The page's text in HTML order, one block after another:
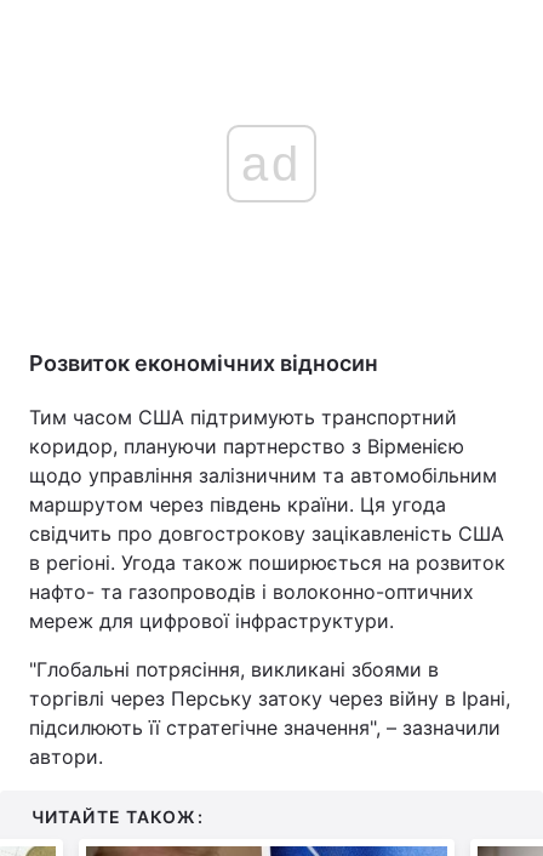
ad
Розвиток економічних відносин
Тим часом США підтримують транспортний
коридор, плануючи партнерство з Вірменією
щодо управління залізничним та автомобільним
маршрутом через південь країни. Ця угода
свідчить про довгострокову зацікавленість США
в регіоні. Угода також поширюється на розвиток
нафто- та газопроводів і волоконно-оптичних
мереж для цифрової інфраструктури.
"Глобальні потрясіння, викликані збоями в
торгівлі через Перську затоку через війну в Ірані,
підсилюють її стратегічне значення", – зазначили
автори.
ЧИТАЙТЕ ТАКОЖ: